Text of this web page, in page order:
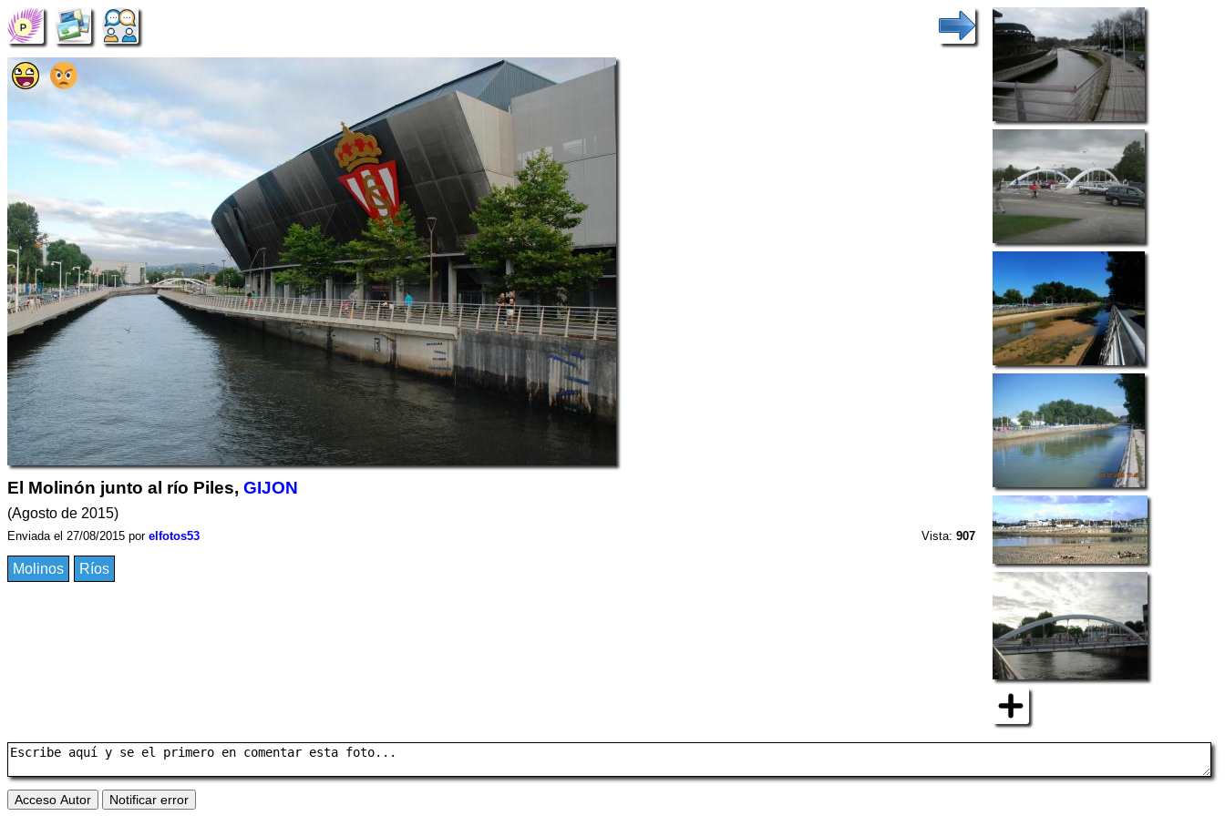
El Molinón junto al río Piles, GIJON
(Agosto de 2015)
Enviada el 27/08/2015 por elfotos53 Vista:907
Molinos Ríos